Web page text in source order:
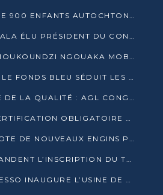
LÉKOUMOU : PLUS DE 900 ENFANTS AUTOCHTONES REÇOIVENT DES KITS SCOLAIRES GRÂCE À L’ESPACE OPOKO
PASCAL TSATY-MABIALA ÉLU PRÉSIDENT DU CONSEIL NATIONAL DE L’UPADS
LA SECTION 1-PCT MOUKOUNDZI NGOUAKA MOBILISE 100 000 FCFA POUR LE 6ᵉ CONGRÈS DU PARTI
BASSIN DU CONGO : LE FONDS BLEU SÉDUIT LES BAILLEURS À BELÉM
JOURNÉE MONDIALE DE LA QUALITÉ : AGL CONGO FORME ET SENSIBILISE LES JEUNES TALENTS
L’ACPE LANCE LA CERTIFICATION OBLIGATOIRE DES CONTRATS DE TRAVAIL DES TRANSPORTEURS
POINTE-NOIRE SE DOTE DE NOUVEAUX ENGINS POUR L’ASSAINISSEMENT ET L’ENTRETIEN ROUTIER
DES MÉDECINS DEMANDENT L’INSCRIPTION DU TRAITEMENT DU PIED-BOT DANS LES CURSUS UNIVERSITAIRES
DÉNIS SASSOU N’GUESSO INAUGURE L’USINE DE VALORISATION DU GAZ ASSOCIÉ